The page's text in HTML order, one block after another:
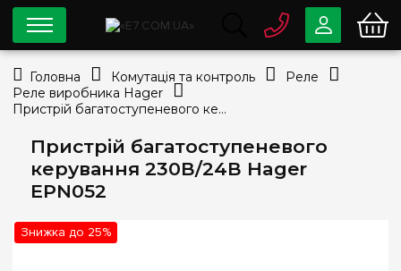
Пристрій багатоступеневого
керування 230В/24В Hager
EPN052
Знижка до 25%
0 80033-63-07
Viber Telegram
Головна Комутація та контроль
Реле
Реле виробника Hager
Пристрій багатоступеневого керування 230В/24В Hager EPN052